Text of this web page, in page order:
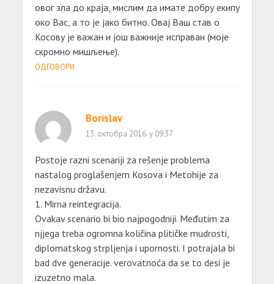
овог зла до краја, мислим да имате добру екипу
око Вас, а то је јако битно. Овај Ваш став о
Косову је важан и још важније исправан (моје
скромно мишљење).
ОДГОВОРИ
Borislav
13. октобра 2016. у 09:37
Postoje razni scenariji za rešenje problema
nastalog proglašenjem Kosova i Metohije za
nezavisnu državu.
1. Mirna reintegracija.
Ovakav scenario bi bio najpogodniji. Međutim za
njjega treba ogromna količina plitičke mudrosti,
diplomatskog strpljenja i upornosti. I potrajala bi
bad dve generacije. verovatnoća da se to desi je
izuzetno mala.